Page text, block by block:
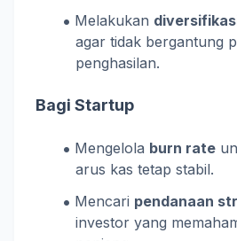
Melakukan
agar tidak bergantung
penghasilan.
Bagi Startup
Mengelola burn rate
arus kas tetap stabil.
Mencari pendanaan
investor yang